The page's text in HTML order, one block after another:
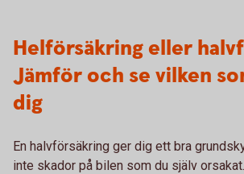
Helförsäkring eller
Jämför och se vilken
dig
En halvförsäkring ger dig ett bra
inte skador på bilen som du själv